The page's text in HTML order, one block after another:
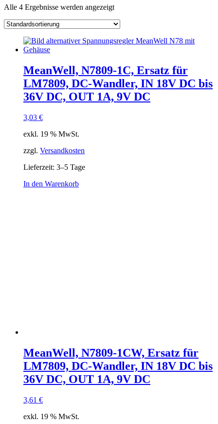
Kategorie
Hersteller
Lieferzeiten
Auf Lager
Ausgangsstrom
Ausgang Anschluss
Eingangsspannung
Eingang Anschluss
einstellbar
passiv(4)
Schnittstelle
Alle 4 Ergebnisse werden angezeigt
MeanWell, N7809-1C, Ersatz für
LM7809, DC-Wandler, IN 18V DC bis
36V DC, OUT 1A, 9V DC
3,03 €
exkl. 19 % MwSt.
zzgl. Versandkosten
Lieferzeit: 3–5 Tage
In den Warenkorb
MeanWell, N7809-1CW, Ersatz für
LM7809, DC-Wandler, IN 18V DC bis
36V DC, OUT 1A, 9V DC
3,61 €
exkl. 19 % MwSt.